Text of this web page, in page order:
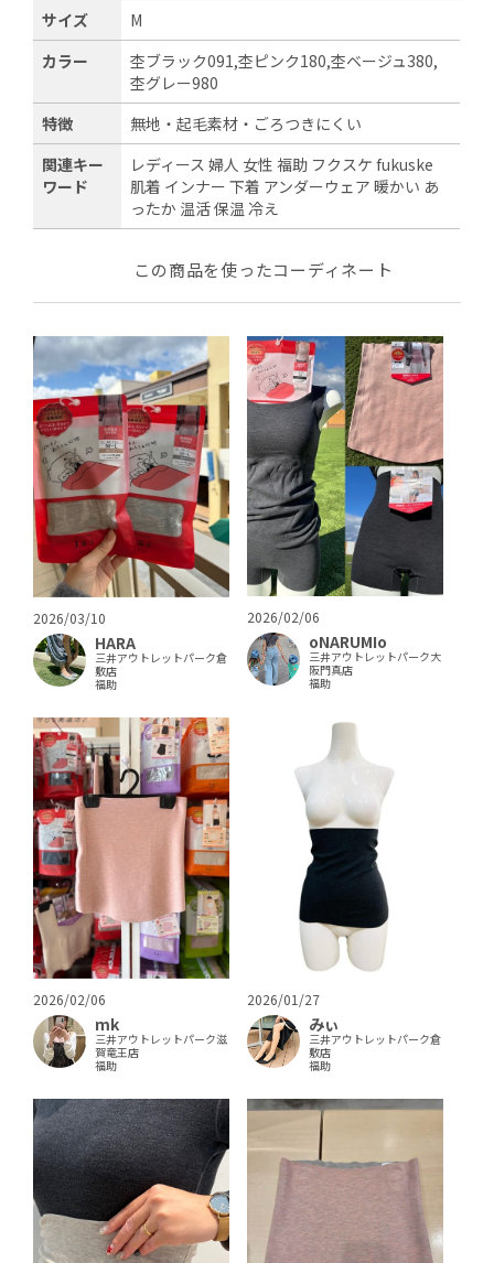
サイズ
M
カラー
杢ブラック091,杢ピンク180,杢ベージュ380,
杢グレー980
特徴
無地・起毛素材・ごろつきにくい
関連キー
ワード
レディース 婦人 女性 福助 フクスケ fukuske
肌着 インナー 下着 アンダーウェア 暖かい あ
ったか 温活 保温 冷え
この商品を使ったコーディネート
2026/03/10
HARA
三井アウトレットパーク倉
敷店
福助
2026/02/06
oNARUMIo
三井アウトレットパーク大
阪門真店
福助
2026/02/06
mk
三井アウトレットパーク滋
賀竜王店
福助
2026/01/27
みぃ
三井アウトレットパーク倉
敷店
福助